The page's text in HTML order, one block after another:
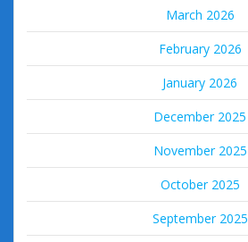
March 2026
February 2026
January 2026
December 2025
November 2025
October 2025
September 2025